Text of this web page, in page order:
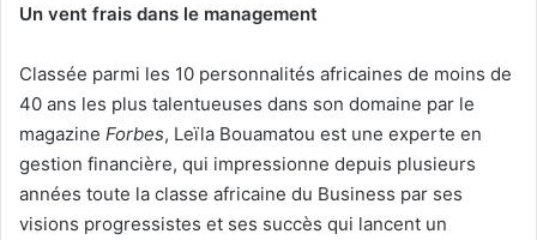
Un vent frais dans le management
Classée parmi les 10 personnalités africaines de moins de
40 ans les plus talentueuses dans son domaine par le
magazine Forbes, Leïla Bouamatou est une experte en
gestion financière, qui impressionne depuis plusieurs
années toute la classe africaine du Business par ses
visions progressistes et ses succès qui lancent un